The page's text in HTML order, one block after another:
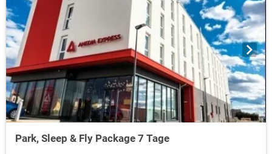
Park, Sleep & Fly Package 7 Tage